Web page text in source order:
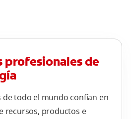
profesionales de
de todo el mundo confían en
recursos, productos e